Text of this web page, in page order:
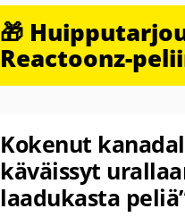
🎁
Reactoonz-
Kokenut
käväissyt
laadukasta